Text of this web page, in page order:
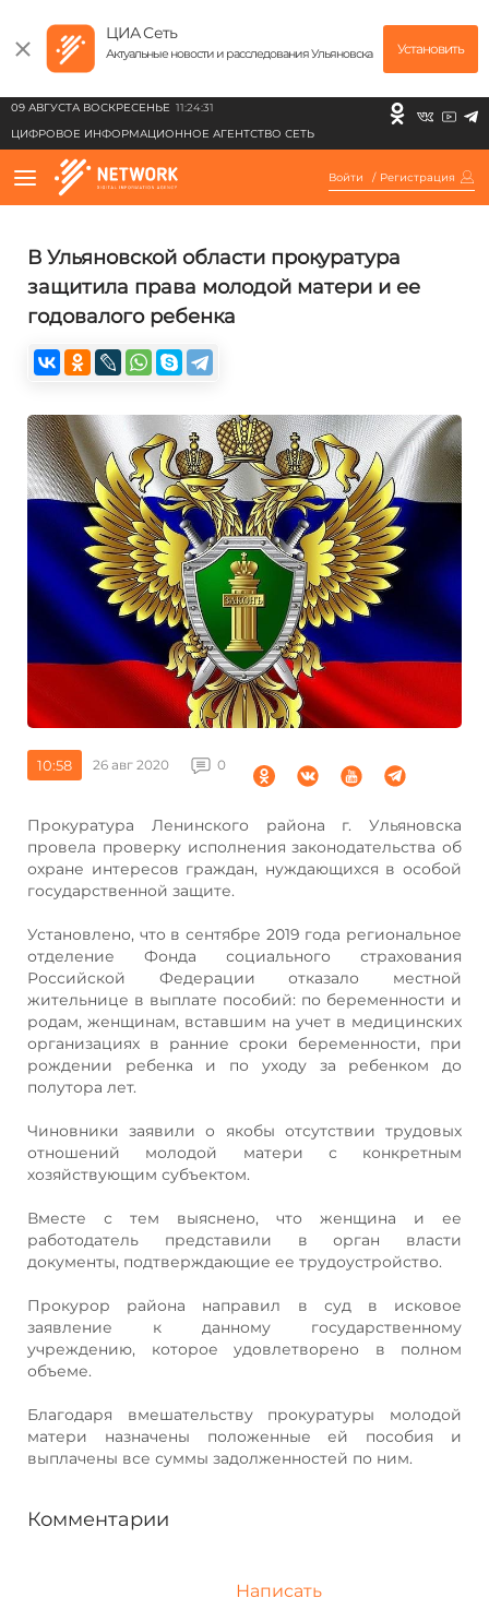
ЦИА Сеть
Актуальные новости и расследования Ульяновска Установить
09 АВГУСТА ВОСКРЕСЕНЬЕ 11:24:31
ЦИФРОВОЕ ИНФОРМАЦИОННОЕ АГЕНТСТВО СЕТЬ
Войти / Регистрация
В Ульяновской области прокуратура
защитила права молодой матери и ее
годовалого ребенка
10:58 26 авг 2020 0
Прокуратура Ленинского района г. Ульяновска
провела проверку исполнения законодательства об
охране интересов граждан, нуждающихся в особой
государственной защите.
Установлено, что в сентябре 2019 года региональное
отделение Фонда социального страхования
Российской Федерации отказало местной
жительнице в выплате пособий: по беременности и
родам, женщинам, вставшим на учет в медицинских
организациях в ранние сроки беременности, при
рождении ребенка и по уходу за ребенком до
полутора лет.
Чиновники заявили о якобы отсутствии трудовых
отношений молодой матери с конкретным
хозяйствующим субъектом.
Вместе с тем выяснено, что женщина и ее
работодатель представили в орган власти
документы, подтверждающие ее трудоустройство.
Прокурор района направил в суд в исковое
заявление к данному государственному
учреждению, которое удовлетворено в полном
объеме.
Благодаря вмешательству прокуратуры молодой
матери назначены положенные ей пособия и
выплачены все суммы задолженностей по ним.
Комментарии
Написать